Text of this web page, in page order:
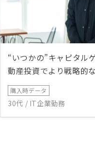
“いつかの”キャピタル
動産投資でより戦略的
購入時データ
30代 / IT企業勤務